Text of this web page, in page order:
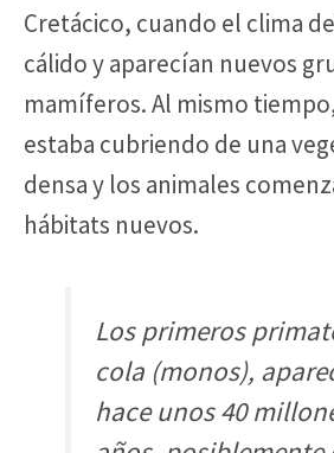
Cretácico, cuando el clima
cálido y aparecían nuevos
mamíferos. Al mismo
estaba cubriendo de una
densa y los animales
hábitats nuevos.
Los primeros
cola (monos),
hace unos 40